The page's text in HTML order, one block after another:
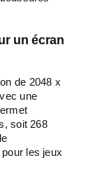
un écran
de 2048 x
une
soit 268
les jeux